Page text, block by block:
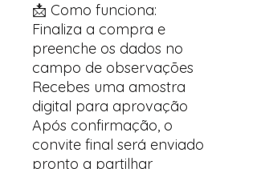
📩 Como funciona:
Finaliza a compra e
preenche os dados no
campo de observações
Recebes uma amostra
digital para aprovação
Após confirmação, o
convite final será enviado
pronto a partilhar